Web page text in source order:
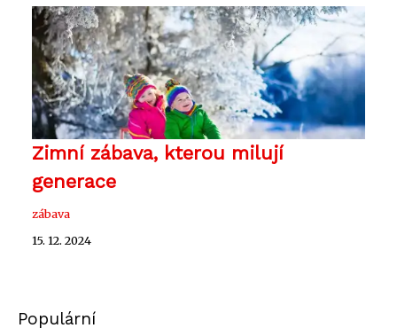
Zimní zábava, kterou milují
generace
zábava
15. 12. 2024
Populární